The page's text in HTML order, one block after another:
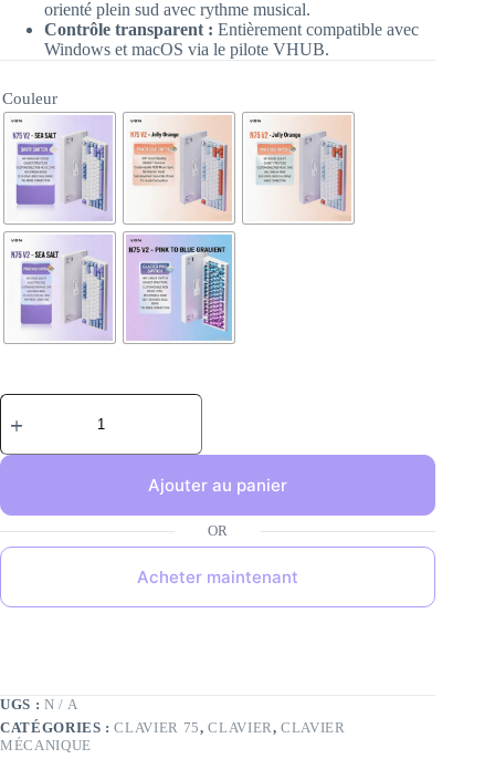
orienté plein sud avec rythme musical.
Contrôle transparent : Entièrement compatible avec
Windows et macOS via le pilote VHUB.
Couleur
Ajouter au panier
Acheter maintenant
UGS : N / A
CATÉGORIES :CLAVIER 75,CLAVIER,CLAVIER
MÉCANIQUE